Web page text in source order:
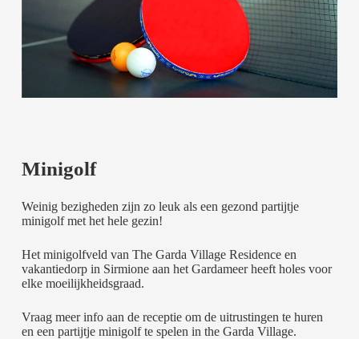
Minigolf
Weinig bezigheden zijn zo leuk als een gezond partijtje
minigolf met het hele gezin!
Het minigolfveld van The Garda Village Residence en
vakantiedorp in Sirmione aan het Gardameer heeft holes voor
elke moeilijkheidsgraad.
Vraag meer info aan de receptie om de uitrustingen te huren
en een partijtje minigolf te spelen in the Garda Village.